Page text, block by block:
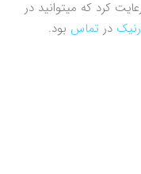
کرد که میتوانید در
در تماس بود.